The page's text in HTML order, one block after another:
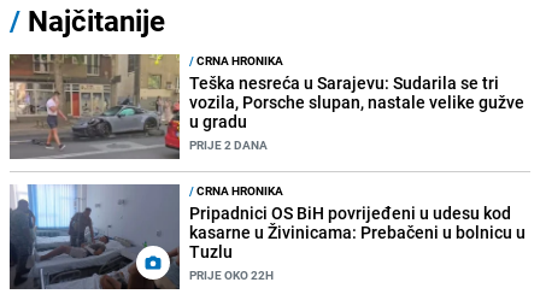
/ Najčitanije
/CRNA HRONIKA
Teška nesreća u Sarajevu: Sudarila se tri
vozila, Porsche slupan, nastale velike gužve
u gradu
PRIJE 2 DANA
/CRNA HRONIKA
Pripadnici OS BiH povrijeđeni u udesu kod
kasarne u Živinicama: Prebačeni u bolnicu u
Tuzlu
PRIJE OKO 22H